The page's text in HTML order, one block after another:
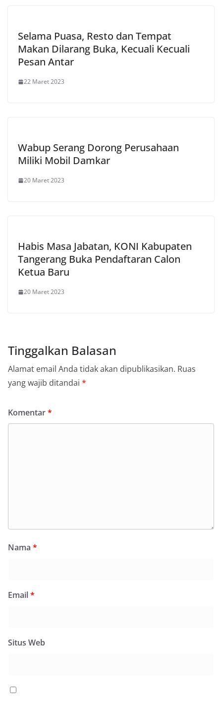
Selama Puasa, Resto dan Tempat
Makan Dilarang Buka, Kecuali Kecuali
Pesan Antar
22 Maret 2023
Wabup Serang Dorong Perusahaan
Miliki Mobil Damkar
20 Maret 2023
Habis Masa Jabatan, KONI Kabupaten
Tangerang Buka Pendaftaran Calon
Ketua Baru
20 Maret 2023
Tinggalkan Balasan
Alamat email Anda tidak akan dipublikasikan. Ruas
yang wajib ditandai *
Komentar*
Nama *
Email*
Situs Web